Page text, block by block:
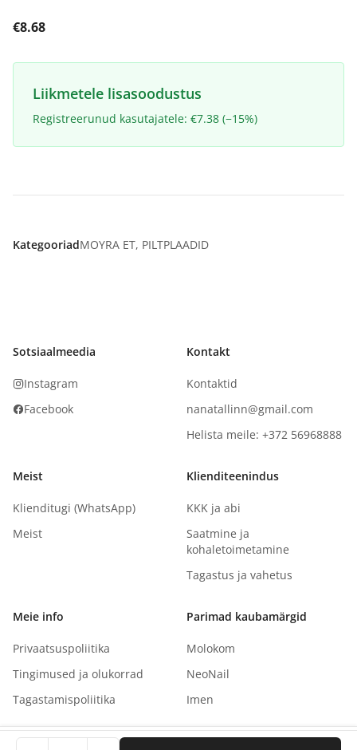
€8.68
Liikmetele lisasoodustus
Registreerunud kasutajatele: €7.38 (−15%)
KategooriadMOYRA ET, PILTPLAADID
Sotsiaalmeedia
Instagram
Facebook
Kontakt
Kontaktid
nanatallinn@gmail.com
Helista meile: +372 56968888
Meist
Klienditugi (WhatsApp)
Meist
Klienditeenindus
KKK ja abi
Saatmine ja
kohaletoimetamine
Tagastus ja vahetus
Meie info
Privaatsuspoliitika
Tingimused ja olukorrad
Tagastamispoliitika
Parimad kaubamärgid
Molokom
NeoNail
Imen